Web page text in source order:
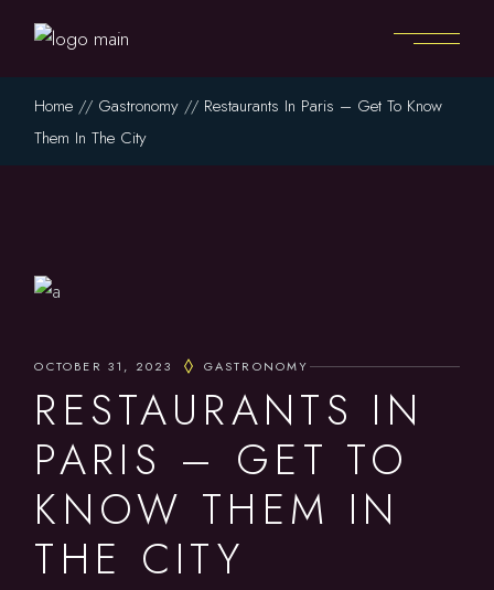
Home Gastronomy
Restaurants In Paris – Get To Know
Them In The City
OCTOBER 31, 2023 GASTRONOMY
RESTAURANTS IN
PARIS – GET TO
KNOW THEM IN
THE CITY